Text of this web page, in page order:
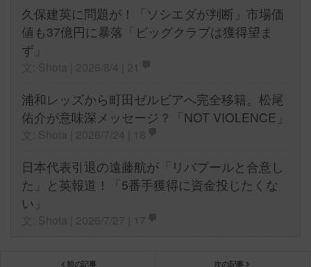
久保建英に問題が！「ソシエダが判断」市場価
値も37億円に暴落「ビッグクラブは獲得望ま
ず」
浦和レッズから町田ゼルビアへ完全移籍。松尾
佑介が意味深メッセージ？「NOT VIOLENCE」
日本代表引退の遠藤航が「リバプールと合意し
た」と英報道！「5番手獲得に資金投じたくな
い」
前の記事 次の記事